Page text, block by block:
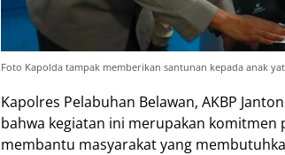
Foto Kapolda tampak memberikan santunan kepada anak
Kapolres Pelabuhan Belawan, AKBP
bahwa kegiatan ini merupakan komitmen
membantu masyarakat yang